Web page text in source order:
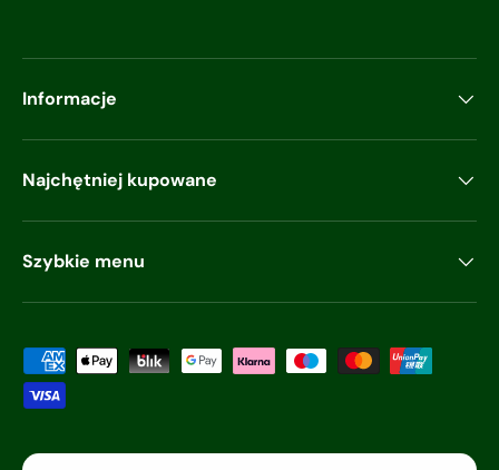
Informacje
Najchętniej kupowane
Szybkie menu
Akceptowane metody płatności
Kraj/region